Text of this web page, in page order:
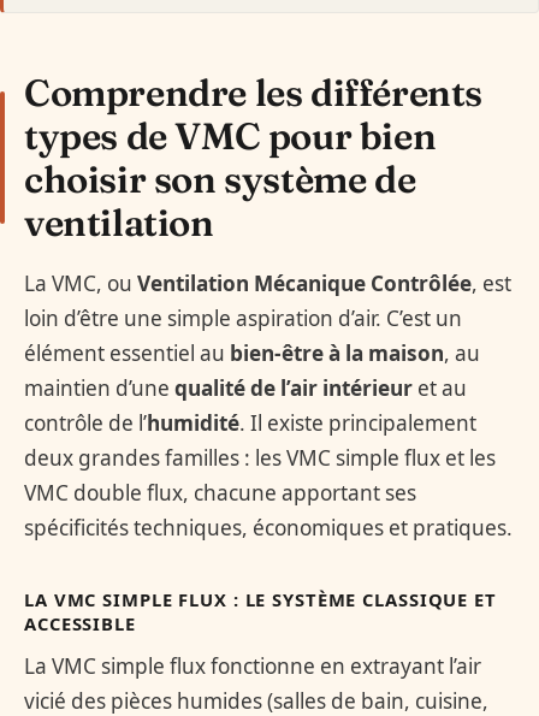
Comprendre les différents
types de VMC pour bien
choisir son système de
ventilation
La VMC, ou Ventilation Mécanique Contrôlée, est
loin d’être une simple aspiration d’air. C’est un
élément essentiel au bien-être à la maison, au
maintien d’une qualité de l’air intérieur et au
contrôle de l’humidité. Il existe principalement
deux grandes familles : les VMC simple flux et les
VMC double flux, chacune apportant ses
spécificités techniques, économiques et pratiques.
LA VMC SIMPLE FLUX : LE SYSTÈME CLASSIQUE ET
ACCESSIBLE
La VMC simple flux fonctionne en extrayant l’air
vicié des pièces humides (salles de bain, cuisine,